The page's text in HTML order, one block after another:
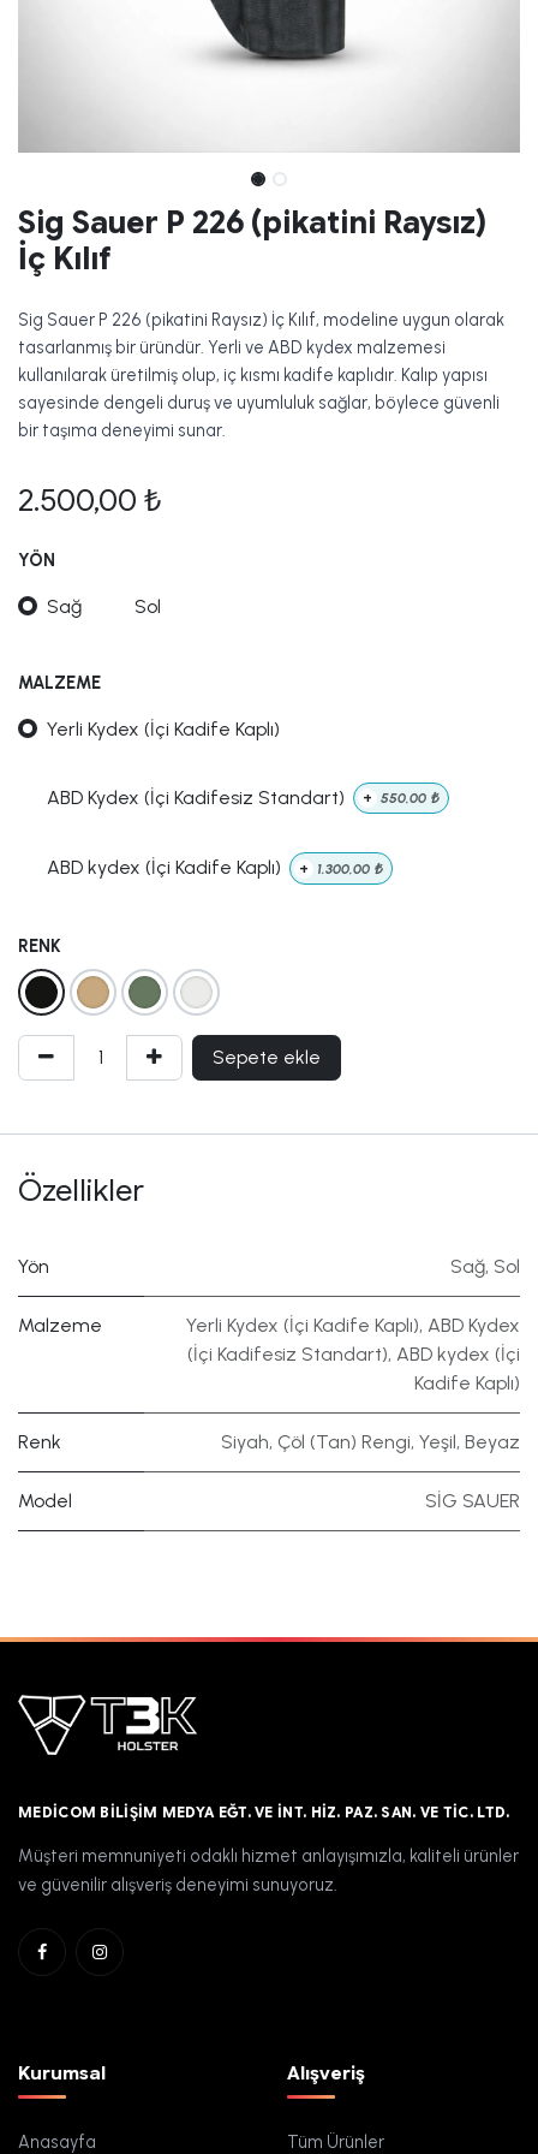
Sig Sauer P 226 (pikatini Raysız)
İç Kılıf
Sig Sauer P 226 (pikatini Raysız) İç Kılıf, modeline uygun olarak
tasarlanmış bir üründür. Yerli ve ABD kydex malzemesi
kullanılarak üretilmiş olup, iç kısmı kadife kaplıdır. Kalıp yapısı
sayesinde dengeli duruş ve uyumluluk sağlar, böylece güvenli
bir taşıma deneyimi sunar.
2.500,00 ₺
YÖN
Sağ Sol
MALZEME
Yerli Kydex (İçi Kadife Kaplı)
ABD Kydex (İçi Kadifesiz Standart) + 550,00 ₺
ABD kydex (İçi Kadife Kaplı) + 1.300,00 ₺
RENK
Sepete ekle
Özellikler
Yön Sağ, Sol
Malzeme Yerli Kydex (İçi Kadife Kaplı), ABD Kydex
(İçi Kadifesiz Standart), ABD kydex (İçi
Kadife Kaplı)
Renk Siyah, Çöl (Tan) Rengi, Yeşil, Beyaz
Model SİG SAUER
MEDICOM BILIŞIM MEDYA EĞT. VE İNT. HIZ. PAZ. SAN. VE TIC. LTD.
Müşteri memnuniyeti odaklı hizmet anlayışımızla, kaliteli ürünler
ve güvenilir alışveriş deneyimi sunuyoruz.
Kurumsal
Anasayfa
Alışveriş
Tüm Ürünler